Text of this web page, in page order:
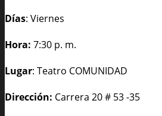
Días: Viernes
Hora: 7:30 p. m.
Lugar: Teatro COMUNIDAD
Dirección: Carrera 20 # 53 -35